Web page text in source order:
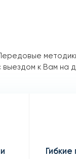
выездом к Вам на